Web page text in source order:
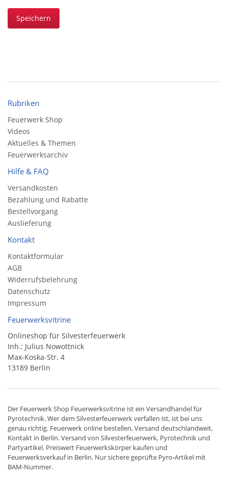
Speichern
Rubriken
Feuerwerk Shop
Videos
Aktuelles & Themen
Feuerwerksarchiv
Hilfe & FAQ
Versandkosten
Bezahlung und Rabatte
Bestellvorgang
Auslieferung
Kontakt
Kontaktformular
AGB
Widerrufsbelehrung
Datenschutz
Impressum
Feuerwerksvitrine
Onlineshop für Silvesterfeuerwerk
Inh.: Julius Nowottnick
Max-Koska-Str. 4
13189 Berlin
Der Feuerwerk Shop Feuerwerksvitrine ist ein Versandhandelfür
Pyrotechnik. Wer dem Silvesterfeuerwerk verfallen ist, ist bei uns
genau richtig. Feuerwerk online bestellen,Versand deutschlandweit,
Kontakt in Berlin. Versand von Silvesterfeuerwerk, Pyrotechnik und
Partyartikel. Preiswert Feuerwerkskörper kaufen und
Feuerwerksverkauf in Berlin. Nur sichere geprüfte Pyro-Artikel mit
BAM-Nummer.